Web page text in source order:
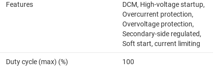
Features
DCM, High-voltage startup,
Overcurrent protection,
Overvoltage protection,
Secondary-side regulated,
Soft start, current limiting
Duty cycle (max) (%) 100